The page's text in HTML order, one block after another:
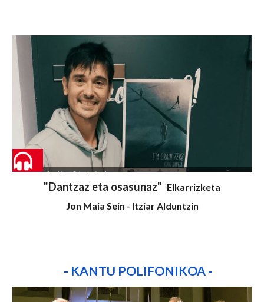
"Dantzaz eta osasunaz" Elkarrizketa
Jon Maia Sein - Itziar Alduntzin
- KANTU POLIFONIKOA-